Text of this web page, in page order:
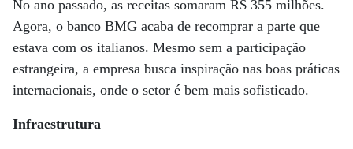
No ano passado, as receitas somaram R$ 355 milhões.
Agora, o banco BMG acaba de recomprar a parte que
estava com os italianos. Mesmo sem a participação
estrangeira, a empresa busca inspiração nas boas práticas
internacionais, onde o setor é bem mais sofisticado.
Infraestrutura